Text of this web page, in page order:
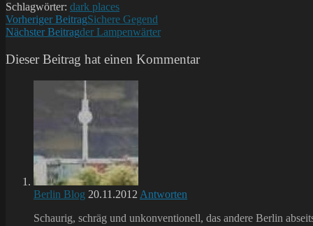
Schlagwörter: dark places
Weitere
Artikel
ansehen
Vorheriger BeitragSichere Gegend
Nächster Beitragder Lampenwärter
Dieser Beitrag hat einen Kommentar
Berlin Blog 20.11.2012 Antworten
Schaurig, schräg und unkonventionell, das andere Berlin